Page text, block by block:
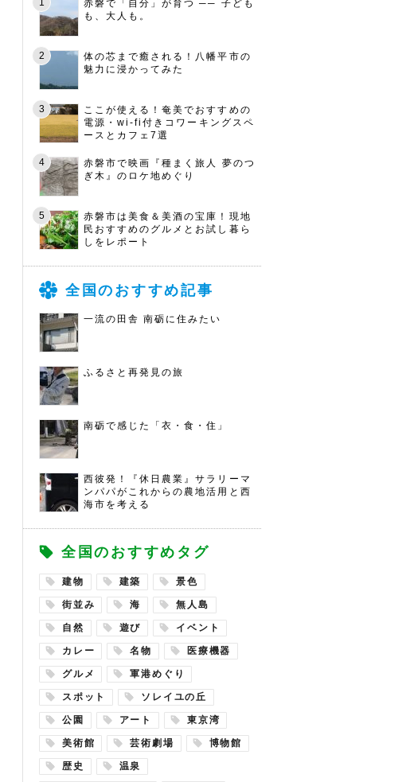
赤磐で「自分」が育つ ── 子ども
も、大人も。
体の芯まで癒される！八幡平市の
魅力に浸かってみた
ここが使える！奄美でおすすめの
電源・wi-fi付きコワーキングスペ
ースとカフェ7選
赤磐市で映画『種まく旅人 夢のつ
ぎ木』のロケ地めぐり
赤磐市は美食＆美酒の宝庫！現地
民おすすめのグルメとお試し暮ら
しをレポート
全国のおすすめ記事
一流の田舎 南砺に住みたい
ふるさと再発見の旅
南砺で感じた「衣・食・住」
西彼発！『休日農業』サラリーマ
ンパパがこれからの農地活用と西
海市を考える
全国のおすすめタグ
建物 建築 景色
街並み 海 無人島
自然 遊び イベント
カレー 名物 医療機器
グルメ 軍港めぐり
スポット ソレイユの丘
公園 アート 東京湾
美術館 芸術劇場 博物館
歴史 温泉